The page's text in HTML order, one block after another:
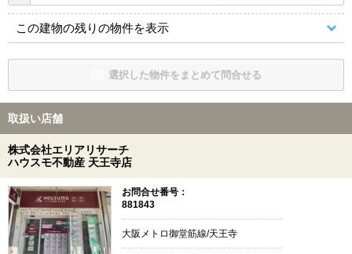
この建物の残りの物件を表示
選択した物件をまとめて問合せる
取扱い店舗
株式会社エリアリサーチ
ハウスモ不動産 天王寺店
お問合せ番号：
881843
大阪メトロ御堂筋線/天王寺